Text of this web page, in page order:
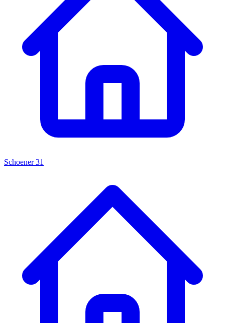
Schoener 31